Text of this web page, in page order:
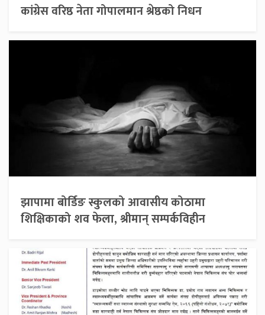
कांग्रेस वरिष्ठ नेता गोपालमान श्रेष्ठको निधन
झापामा बोर्डिङ स्कुलको आवासीय कोठामा
शिक्षिकाको शव फेला, श्रीमान् सम्पर्कविहीन